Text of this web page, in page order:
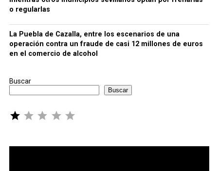
o regularlas
La Puebla de Cazalla, entre los escenarios de una
operación contra un fraude de casi 12 millones de euros
en el comercio de alcohol
Buscar
Buscar